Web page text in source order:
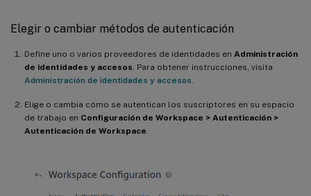
Elegir o cambiar métodos de autenticación
Define uno o varios proveedores de identidades en Administración
de identidades y accesos . Para obtener instrucciones, visita
Administración de identidades y accesos
Elige o cambia cómo se autentican los suscriptores en su espacio
de trabajo en Configuración de Workspace > Autenticación >
Autenticación de Workspace